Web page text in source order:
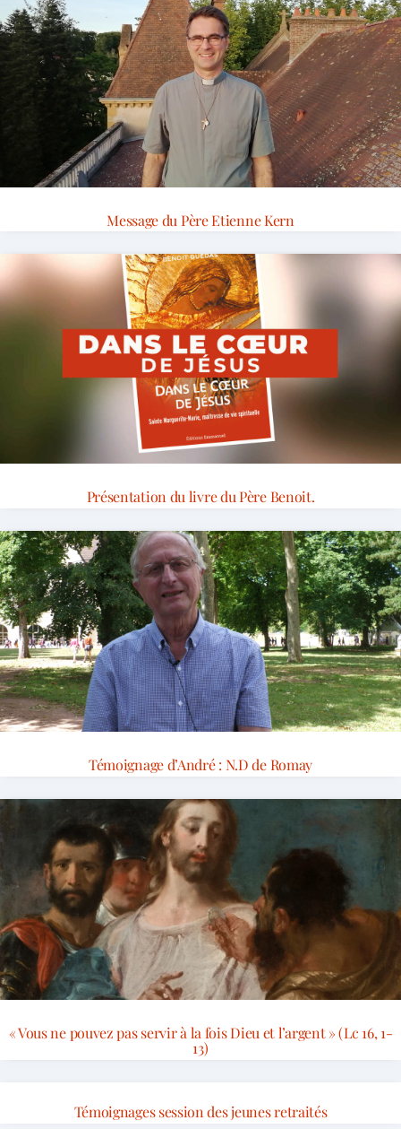
Message du Père Etienne Kern
Présentation du livre du Père Benoit.
Témoignage d’André : N.D de Romay
« Vous ne pouvez pas servir à la fois Dieu et l’argent » (Lc 16, 1-
13)
Témoignages session des jeunes retraités